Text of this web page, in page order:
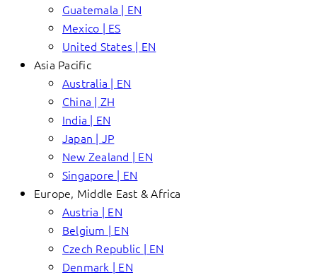
Guatemala | EN
Mexico | ES
United States | EN
Asia Pacific
Australia | EN
China | ZH
India | EN
Japan | JP
New Zealand | EN
Singapore | EN
Europe, Middle East & Africa
Austria | EN
Belgium | EN
Czech Republic | EN
Denmark | EN